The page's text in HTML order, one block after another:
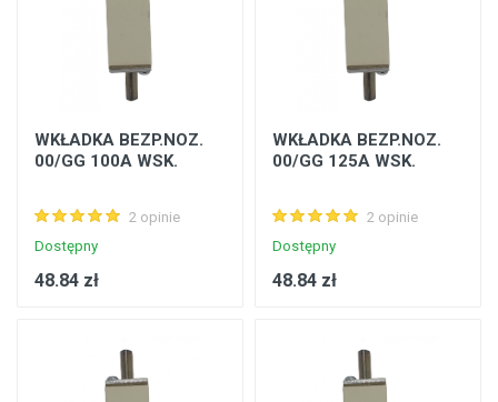
WKŁADKA BEZP.NOZ.
00/GG 100A WSK.
2 opinie
Dostępny
48.84 zł
WKŁADKA BEZP.NOZ.
00/GG 125A WSK.
2 opinie
Dostępny
48.84 zł